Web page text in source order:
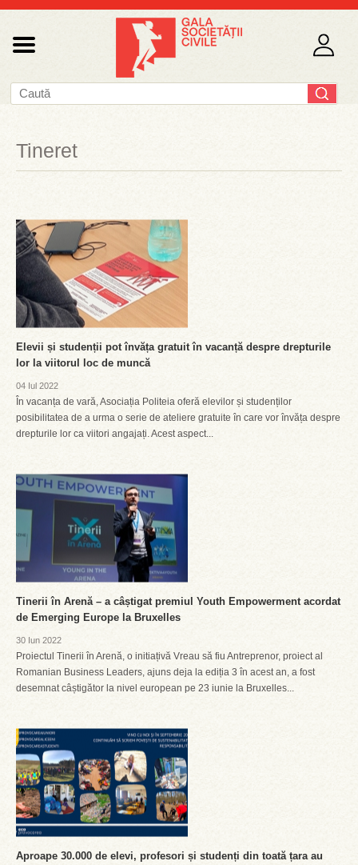
Tineret
Elevii și studenții pot învăța gratuit în vacanță despre drepturile
lor la viitorul loc de muncă
04 Iul 2022
În vacanța de vară, Asociația Politeia oferă elevilor și studenților
posibilitatea de a urma o serie de ateliere gratuite în care vor învăța despre
drepturile lor ca viitori angajați. Acest aspect...
Tinerii în Arenă – a câștigat premiul Youth Empowerment acordat
de Emerging Europe la Bruxelles
30 Iun 2022
Proiectul Tinerii în Arenă, o initiațivă Vreau să fiu Antreprenor, proiect al
Romanian Business Leaders, ajuns deja la ediția 3 în acest an, a fost
desemnat câștigător la nivel european pe 23 iunie la Bruxelles...
Aproape 30.000 de elevi, profesori și studenți din toată țara au